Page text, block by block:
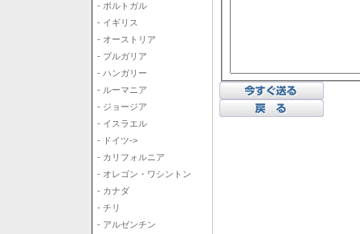
- ポルトガル
- イギリス
- オーストリア
- ブルガリア
- ハンガリー
- ルーマニア
- ジョージア
- イスラエル
- ドイツ->
- カリフォルニア
- オレゴン・ワシントン
- カナダ
- チリ
- アルゼンチン